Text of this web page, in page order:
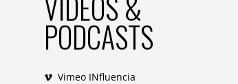
PODCASTS
Vimeo INfluencia